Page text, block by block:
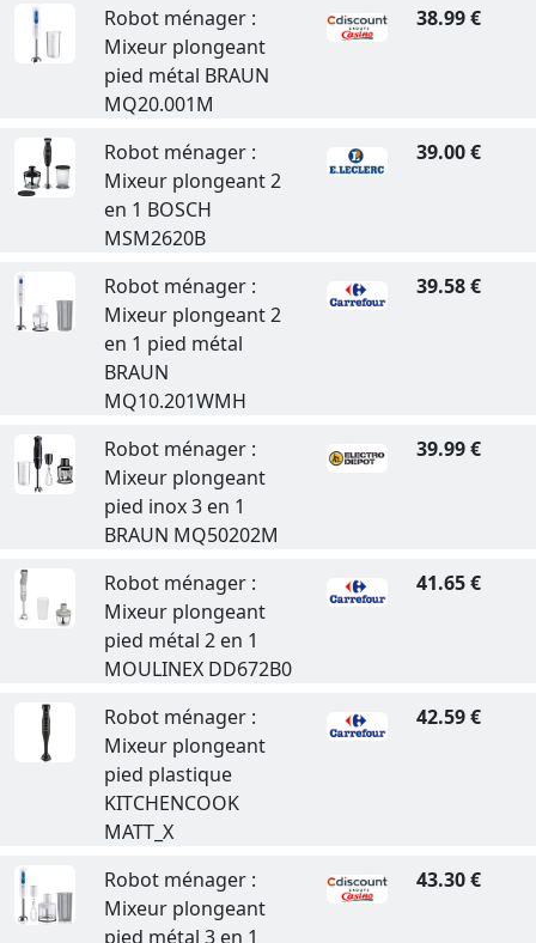
Robot ménager :
Mixeur plongeant
pied métal BRAUN
MQ20.001M
38.99 €
Robot ménager :
Mixeur plongeant 2
en 1 BOSCH
MSM2620B
39.00 €
Robot ménager :
Mixeur plongeant 2
en 1 pied métal
BRAUN
MQ10.201WMH
39.58 €
Robot ménager :
Mixeur plongeant
pied inox 3 en 1
BRAUN MQ50202M
39.99 €
Robot ménager :
Mixeur plongeant
pied métal 2 en 1
MOULINEX DD672B0
41.65 €
Robot ménager :
Mixeur plongeant
pied plastique
KITCHENCOOK
MATT_X
42.59 €
Robot ménager :
Mixeur plongeant
pied métal 3 en 1
43.30 €